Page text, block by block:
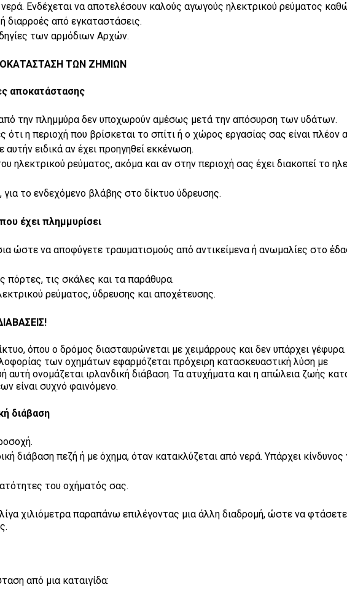
Ενδέχεται να αποτελέσουν καλούς αγωγούς ηλεκτρικού ρεύματος
διαρροές από εγκαταστάσεις.
των αρμόδιων Αρχών.
ΤΩΝ ΖΗΜΙΩΝ
αποκατάστασης
από την πλημμύρα δεν υποχωρούν αμέσως μετά την απόσυρση των υδάτων.
ότι η περιοχή που βρίσκεται το σπίτι ή ο χώρος εργασίας σας είναι πλέον
ειδικά αν έχει προηγηθεί εκκένωση.
ηλεκτρικού ρεύματος, ακόμα και αν στην περιοχή σας έχει διακοπεί το
για το ενδεχόμενο βλάβης στο δίκτυο ύδρευσης.
έχει πλημμυρίσει
ώστε να αποφύγετε τραυματισμούς από αντικείμενα ή ανωμαλίες στο
πόρτες, τις σκάλες και τα παράθυρα.
ρεύματος, ύδρευσης και αποχέτευσης.
όπου ο δρόμος διασταυρώνεται με χειμάρρους και δεν υπάρχει γέφυρα.
των οχημάτων εφαρμόζεται πρόχειρη κατασκευαστική λύση με
ονομάζεται ιρλανδική διάβαση. Τα ατυχήματα και η απώλεια ζωής
είναι συχνό φαινόμενο.
διάβαση
διάβαση πεζή ή με όχημα, όταν κατακλύζεται από νερά. Υπάρχει κίνδυνος
του οχήματός σας.
χιλιόμετρα παραπάνω επιλέγοντας μια άλλη διαδρομή, ώστε να
από μια καταιγίδα: